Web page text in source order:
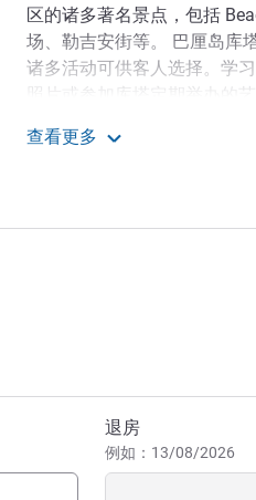
区的诸多著名景点，包括
场、勒吉安街等。 巴厘岛库
诸多活动可供客人选择。学
照片或参加库塔定期举办的
酒店地理位置便利，距巴厘
查看更多
退房
例如：13/08/2026